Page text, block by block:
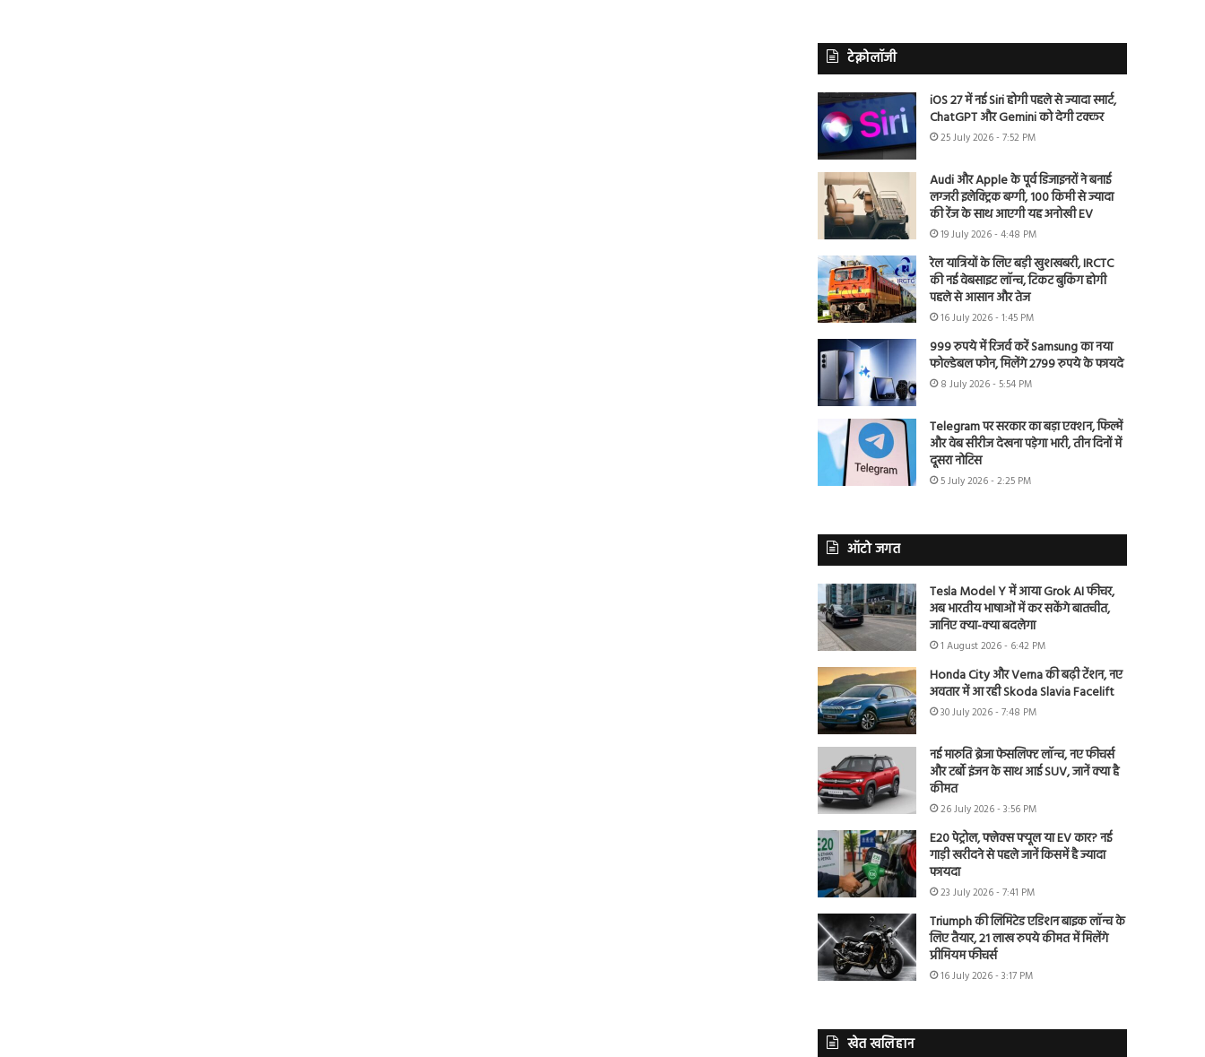
टेक्नोलॉजी
iOS 27 में नई Siri होगी पहले से ज्यादा स्मार्ट,
ChatGPT और Gemini को देगी टक्कर
25 July 2026 - 7:52 PM
Audi और Apple के पूर्व डिजाइनरों ने बनाई
लग्जरी इलेक्ट्रिक बग्गी, 100 किमी से ज्यादा
की रेंज के साथ आएगी यह अनोखी EV
19 July 2026 - 4:48 PM
रेल यात्रियों के लिए बड़ी खुशखबरी, IRCTC
की नई वेबसाइट लॉन्च, टिकट बुकिंग होगी
पहले से आसान और तेज
16 July 2026 - 1:45 PM
999 रुपये में रिजर्व करें Samsung का नया
फोल्डेबल फोन, मिलेंगे 2799 रुपये के फायदे
8 July 2026 - 5:54 PM
Telegram पर सरकार का बड़ा एक्शन, फिल्में
और वेब सीरीज देखना पड़ेगा भारी, तीन दिनों में
दूसरा नोटिस
5 July 2026 - 2:25 PM
ऑटो जगत
Tesla Model Y में आया Grok AI फीचर,
अब भारतीय भाषाओं में कर सकेंगे बातचीत,
जानिए क्या-क्या बदलेगा
1 August 2026 - 6:42 PM
Honda City और Verna की बढ़ी टेंशन, नए
अवतार में आ रही Skoda Slavia Facelift
30 July 2026 - 7:48 PM
नई मारुति ब्रेजा फेसलिफ्ट लॉन्च, नए फीचर्स
और टर्बो इंजन के साथ आई SUV, जानें क्या है
कीमत
26 July 2026 - 3:56 PM
E20 पेट्रोल, फ्लेक्स फ्यूल या EV कार? नई
गाड़ी खरीदने से पहले जानें किसमें है ज्यादा
फायदा
23 July 2026 - 7:41 PM
Triumph की लिमिटेड एडिशन बाइक लॉन्च के
लिए तैयार, 21 लाख रुपये कीमत में मिलेंगे
प्रीमियम फीचर्स
16 July 2026 - 3:17 PM
खेत खलिहान